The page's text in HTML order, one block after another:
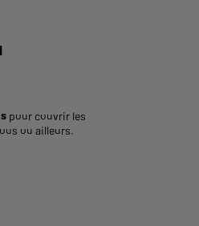
pour couvrir les
ou ailleurs.